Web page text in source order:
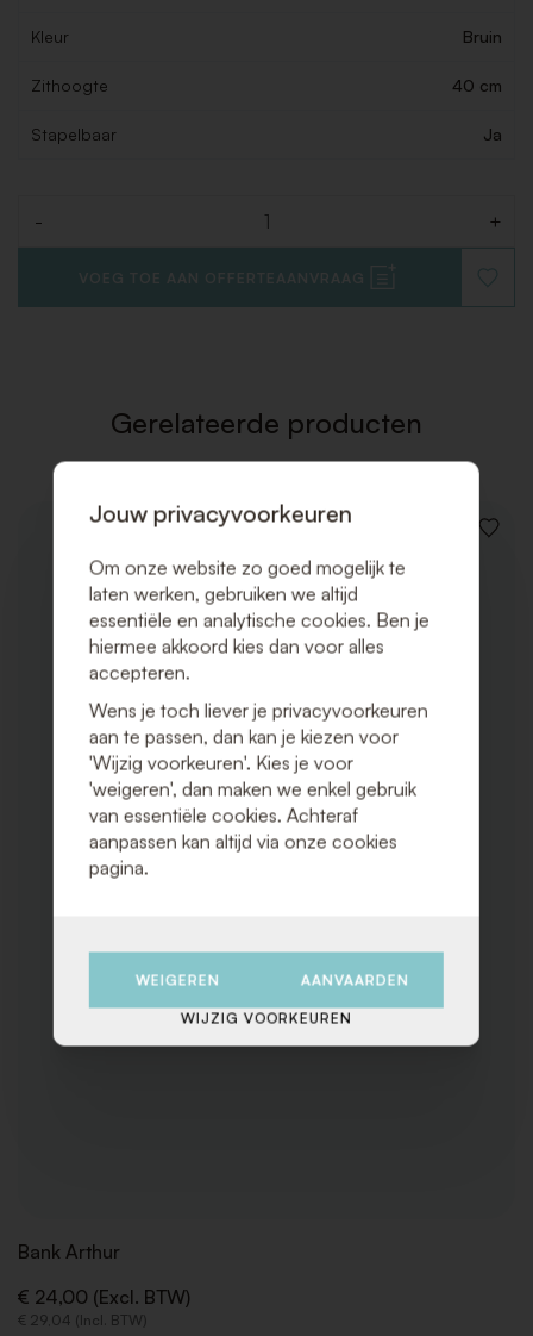
Kleur Bruin
Zithoogte 40 cm
Stapelbaar Ja
- +
VOEG TOE AAN OFFERTEAANVRAAG
TOE
Gerelateerde producten
VOEG
Bank Arthur
€ 24,00 (Excl. BTW)
€ 29,04 (Incl. BTW)
Jouw privacyvoorkeuren
Om onze website zo goed mogelijk te
laten werken, gebruiken we altijd
essentiële en analytische cookies. Ben je
hiermee akkoord kies dan voor alles
accepteren.
Wens je toch liever je privacyvoorkeuren
aan te passen, dan kan je kiezen voor
'Wijzig voorkeuren'. Kies je voor
'weigeren', dan maken we enkel gebruik
van essentiële cookies. Achteraf
aanpassen kan altijd via onze cookies
pagina.
WEIGEREN AANVAARDEN
WIJZIG VOORKEUREN